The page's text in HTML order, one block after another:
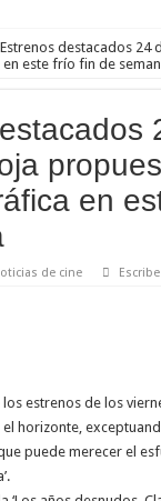
Desaparece la magia
new day. Un gran
Estrenos destacados 24
este frío fin de
en
de cine
estrenos de los
horizonte,
puede merecer el